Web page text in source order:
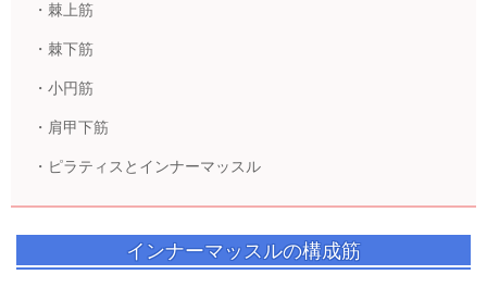
・棘上筋
・棘下筋
・小円筋
・肩甲下筋
・ピラティスとインナーマッスル
インナーマッスルの構成筋